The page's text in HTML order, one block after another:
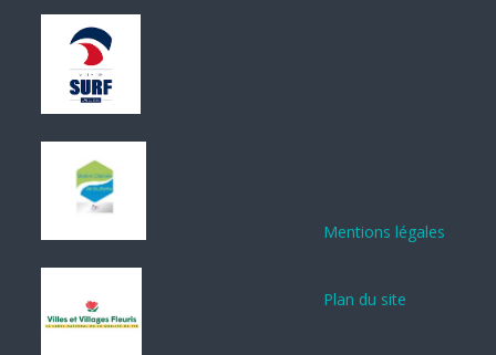
Mentions légales
Plan du site